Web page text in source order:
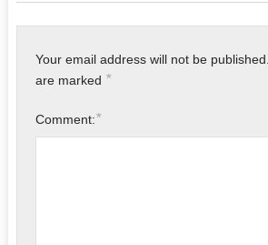
Your email address will not be published.
are marked *
Comment:*